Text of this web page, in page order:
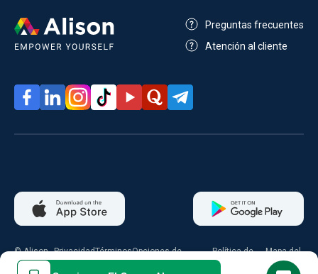
Preguntas frecuentes
Atención al cliente
© Alison
2026
PrivacidadTérminosOpciones de
Política de
Mapa del
sitio